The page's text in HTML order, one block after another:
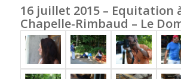
16 juillet 2015 – Equitation
Chapelle-Rimbaud – Le